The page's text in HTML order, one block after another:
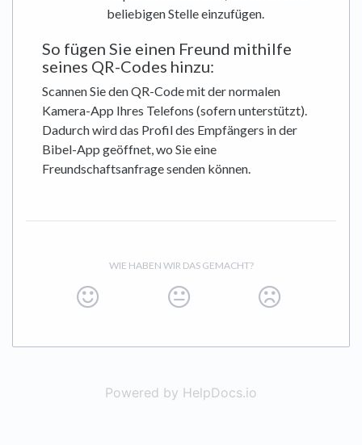
beliebigen Stelle einzufügen.
So fügen Sie einen Freund mithilfe
seines QR-Codes hinzu:
Scannen Sie den QR-Code mit der normalen
Kamera-App Ihres Telefons (sofern unterstützt).
Dadurch wird das Profil des Empfängers in der
Bibel-App geöffnet, wo Sie eine
Freundschaftsanfrage senden können.
WIE HABEN WIR DAS GEMACHT?
Powered by HelpDocs.io